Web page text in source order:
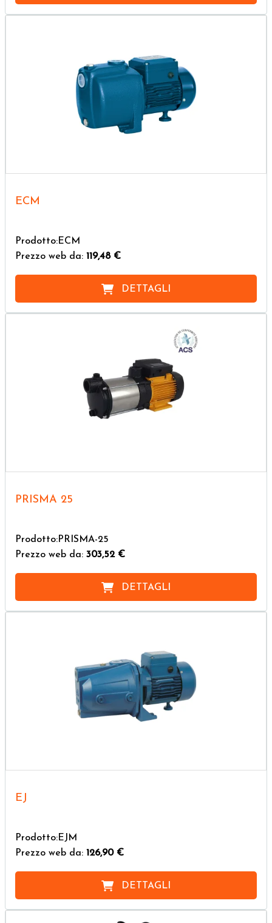
ECM
Prodotto:ECM
Prezzo web da: 119,48 €
DETTAGLI
PRISMA 25
Prodotto:PRISMA-25
Prezzo web da: 303,52 €
DETTAGLI
EJ
Prodotto:EJM
Prezzo web da: 126,90 €
DETTAGLI